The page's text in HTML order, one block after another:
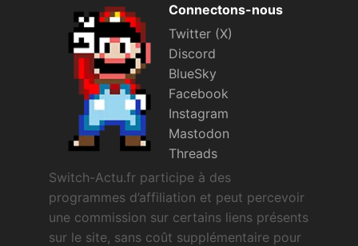
Connectons-nous
Twitter (X)
Discord
BlueSky
Facebook
Instagram
Mastodon
Threads
Switch-Actu.fr participe à des
programmes d’affiliation et peut percevoir
une commission sur certains liens présents
sur le site, sans coût supplémentaire pour